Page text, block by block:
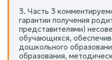
3. Часть 3
гарантии получения
представителями)
обучающихся,
дошкольного
образования,